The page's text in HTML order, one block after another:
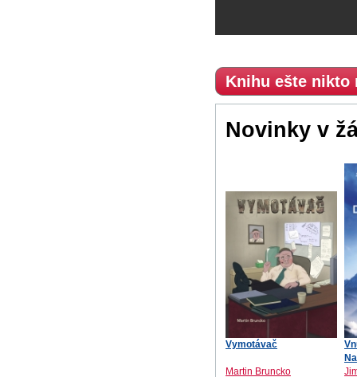
Knihu ešte nikto
Novinky v
Vymotávač
Martin Bruncko